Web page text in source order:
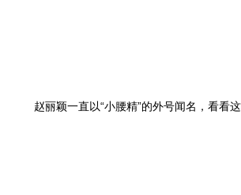
赵丽颖一直以“小腰精”的外号闻名，看看